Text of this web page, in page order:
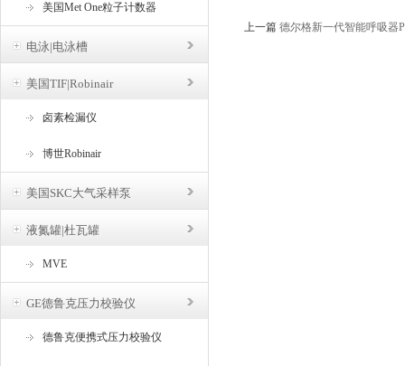
美国Met One粒子计数器
电泳|电泳槽
美国TIF|Robinair
卤素检漏仪
博世Robinair
美国SKC大气采样泵
液氮罐|杜瓦罐
MVE
GE德鲁克压力校验仪
德鲁克便携式压力校验仪
上一篇 德尔格新一代智能呼吸器